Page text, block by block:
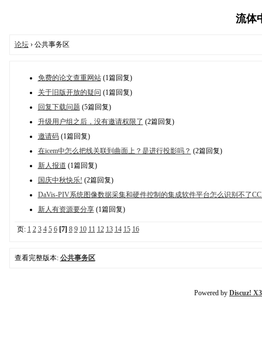
流体
论坛› 公共事务区
免费的论文查重网站(1篇回复)
关于旧版开放的疑问 (1篇回复)
回复下载问题 (5篇回复)
升级用户组之后，没有邀请权限了 (2篇回复)
邀请码(1篇回复)
在icem中怎么把线关联到曲面上？是进行投影吗？ (2篇回复)
新人报道 (1篇回复)
国庆中秋快乐! (2篇回复)
DaVis-PIV系统图像数据采集和硬件控制的集成软件平台怎么识别不了
新人有资源要分享(1篇回复)
页: 1 2 3 4 5 6 [7] 8 9 10 11 12 13 14 15 16
查看完整版本: 公共事务区
Powered by Discuz!